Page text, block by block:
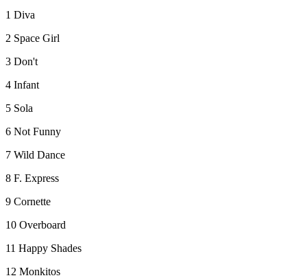
1 Diva
2 Space Girl
3 Don't
4 Infant
5 Sola
6 Not Funny
7 Wild Dance
8 F. Express
9 Cornette
10 Overboard
11 Happy Shades
12 Monkitos